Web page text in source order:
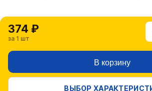
374 ₽
за 1 шт
В корзину
ВЫБОР